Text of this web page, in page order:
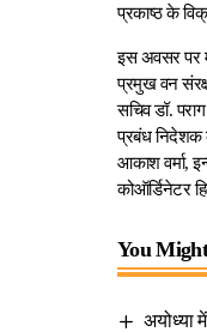
प्रकाष्ठ के
इस अवसर पर
प्रमुख वन
सचिव डॉ.
प्रबंध निदेशक
आकाश वर्मा,
कोऑर्डिनेटर
You
अयोध्या